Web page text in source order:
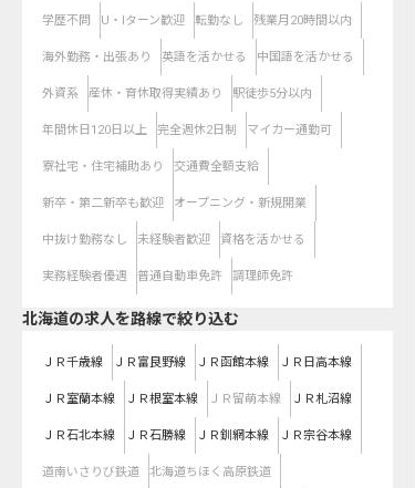
学歴不問 U・Iターン歓迎 転勤なし 残業月20時間以内
海外勤務・出張あり 英語を活かせる 中国語を活かせる
外資系 産休・育休取得実績あり 駅徒歩5分以内
年間休日120日以上 完全週休2日制 マイカー通勤可
寮社宅・住宅補助あり 交通費全額支給
新卒・第二新卒も歓迎 オープニング・新規開業
中抜け勤務なし 未経験者歓迎 資格を活かせる
実務経験者優遇 普通自動車免許 調理師免許
北海道の求人を路線で絞り込む
ＪＲ千歳線 ＪＲ富良野線 ＪＲ函館本線 ＪＲ日高本線
ＪＲ室蘭本線 ＪＲ根室本線 ＪＲ留萌本線 ＪＲ札沼線
ＪＲ石北本線 ＪＲ石勝線 ＪＲ釧網本線 ＪＲ宗谷本線
道南いさりび鉄道 北海道ちほく高原鉄道